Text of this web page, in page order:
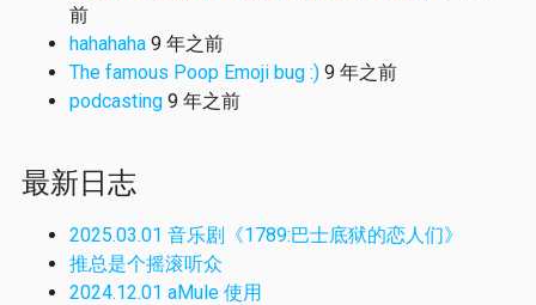
前
hahahaha 9 年之前
The famous Poop Emoji bug :) 9 年之前
podcasting 9 年之前
最新日志
2025.03.01 音乐剧《1789:巴士底狱的恋人们》
推总是个摇滚听众
2024.12.01 aMule 使用